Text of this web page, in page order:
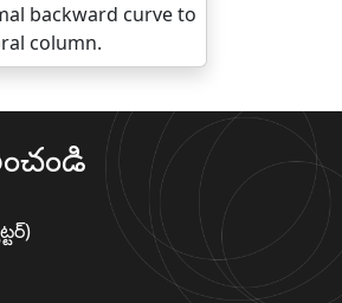
backward curve to
column.